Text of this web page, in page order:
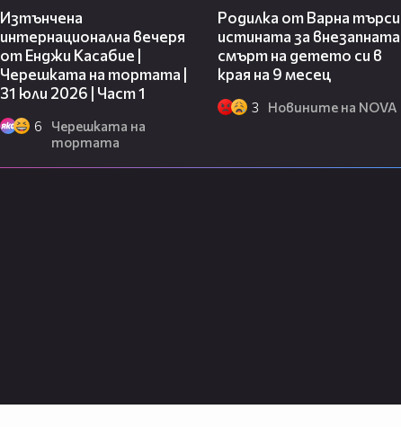
Изтънчена
интернационална вечеря
от Енджи Касабие |
Черешката на тортата |
31 юли 2026 | Част 1
6
Черешката на
тортата
Родилка от Варна търси
истината за внезапната
смърт на детето си в
края на 9 месец
3 Новините на NOVA